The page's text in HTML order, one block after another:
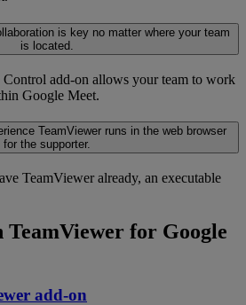
is key no matter where your team
is located.
add-on allows your team to work
Google Meet.
TeamViewer runs in the web browser
for the supporter.
TeamViewer already, an executable
for Google
add-on